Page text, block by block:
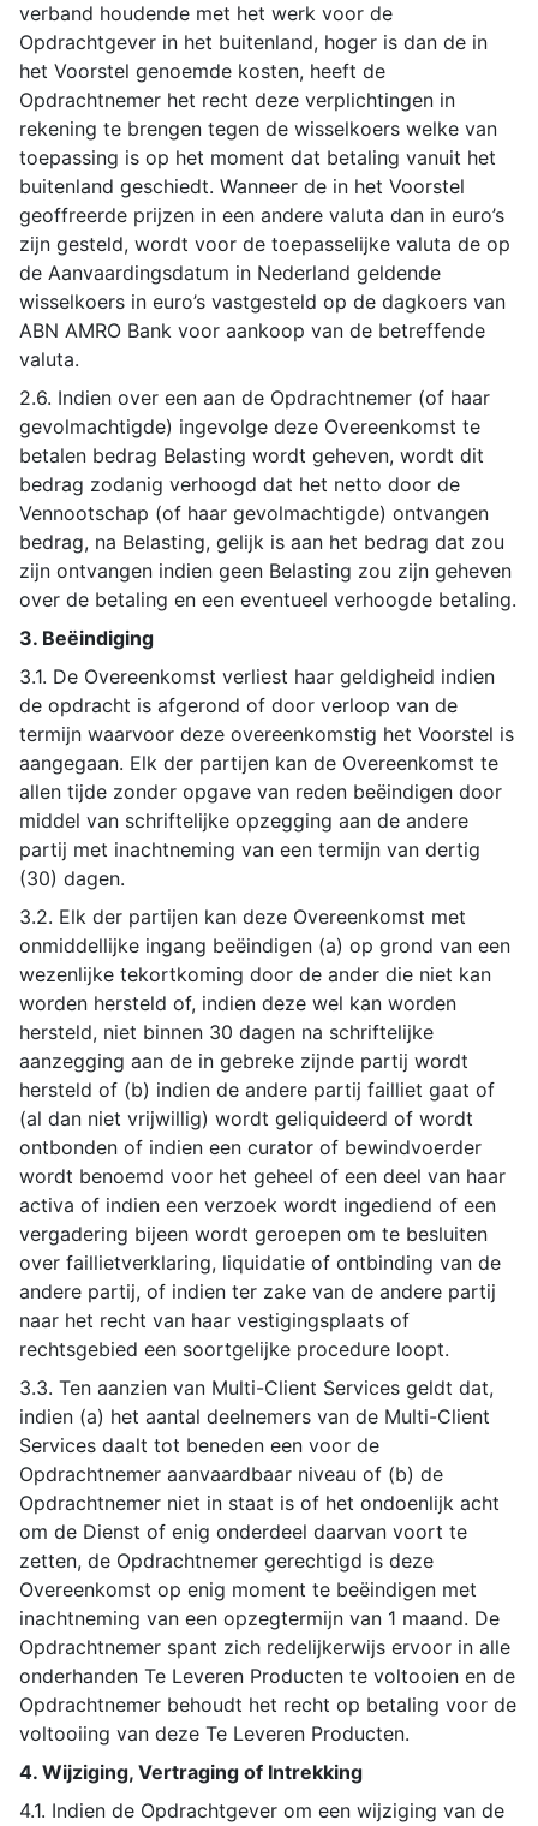
verband houdende met het werk voor de
Opdrachtgever in het buitenland, hoger is dan de in
het Voorstel genoemde kosten, heeft de
Opdrachtnemer het recht deze verplichtingen in
rekening te brengen tegen de wisselkoers welke van
toepassing is op het moment dat betaling vanuit het
buitenland geschiedt. Wanneer de in het Voorstel
geoffreerde prijzen in een andere valuta dan in euro’s
zijn gesteld, wordt voor de toepasselijke valuta de op
de Aanvaardingsdatum in Nederland geldende
wisselkoers in euro’s vastgesteld op de dagkoers van
ABN AMRO Bank voor aankoop van de betreffende
valuta.
2.6. Indien over een aan de Opdrachtnemer (of haar
gevolmachtigde) ingevolge deze Overeenkomst te
betalen bedrag Belasting wordt geheven, wordt dit
bedrag zodanig verhoogd dat het netto door de
Vennootschap (of haar gevolmachtigde) ontvangen
bedrag, na Belasting, gelijk is aan het bedrag dat zou
zijn ontvangen indien geen Belasting zou zijn geheven
over de betaling en een eventueel verhoogde betaling.
3. Beëindiging
3.1. De Overeenkomst verliest haar geldigheid indien
de opdracht is afgerond of door verloop van de
termijn waarvoor deze overeenkomstig het Voorstel is
aangegaan. Elk der partijen kan de Overeenkomst te
allen tijde zonder opgave van reden beëindigen door
middel van schriftelijke opzegging aan de andere
partij met inachtneming van een termijn van dertig
(30) dagen.
3.2. Elk der partijen kan deze Overeenkomst met
onmiddellijke ingang beëindigen (a) op grond van een
wezenlijke tekortkoming door de ander die niet kan
worden hersteld of, indien deze wel kan worden
hersteld, niet binnen 30 dagen na schriftelijke
aanzegging aan de in gebreke zijnde partij wordt
hersteld of (b) indien de andere partij failliet gaat of
(al dan niet vrijwillig) wordt geliquideerd of wordt
ontbonden of indien een curator of bewindvoerder
wordt benoemd voor het geheel of een deel van haar
activa of indien een verzoek wordt ingediend of een
vergadering bijeen wordt geroepen om te besluiten
over faillietverklaring, liquidatie of ontbinding van de
andere partij, of indien ter zake van de andere partij
naar het recht van haar vestigingsplaats of
rechtsgebied een soortgelijke procedure loopt.
3.3. Ten aanzien van Multi-Client Services geldt dat,
indien (a) het aantal deelnemers van de Multi-Client
Services daalt tot beneden een voor de
Opdrachtnemer aanvaardbaar niveau of (b) de
Opdrachtnemer niet in staat is of het ondoenlijk acht
om de Dienst of enig onderdeel daarvan voort te
zetten, de Opdrachtnemer gerechtigd is deze
Overeenkomst op enig moment te beëindigen met
inachtneming van een opzegtermijn van 1 maand. De
Opdrachtnemer spant zich redelijkerwijs ervoor in alle
onderhanden Te Leveren Producten te voltooien en de
Opdrachtnemer behoudt het recht op betaling voor de
voltooiing van deze Te Leveren Producten.
4. Wijziging, Vertraging of Intrekking
4.1. Indien de Opdrachtgever om een wijziging van de